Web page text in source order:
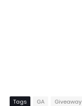
Tags GA Giveaway